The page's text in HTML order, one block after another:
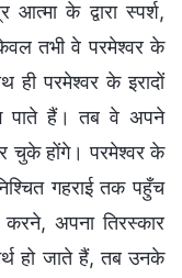
के द्वारा स्पर्श,
तभी वे परमेश्वर के
ही परमेश्वर के इरादों
पाते हैं। तब वे अपने
चुके होंगे। परमेश्वर के
गहराई तक पहुँच
अपना तिरस्कार
हो जाते हैं, तब उनके